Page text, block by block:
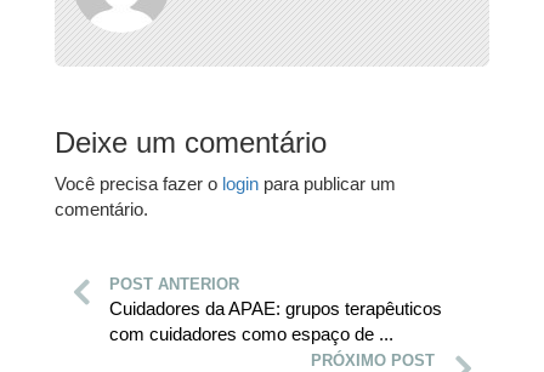
Deixe um comentário
Você precisa fazer o login para publicar um
comentário.
POST ANTERIOR
Cuidadores da APAE: grupos terapêuticos
com cuidadores como espaço de ...
PRÓXIMO POST